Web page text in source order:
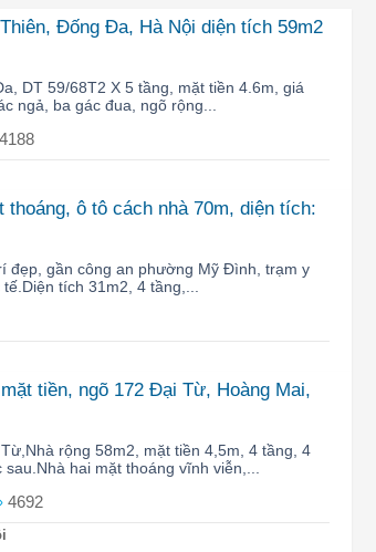
Đống Đa, Hà Nội diện tích 59m2
DT 59/68T2 X 5 tầng, mặt tiền 4.6m, giá
ngả, ba gác đua, ngõ rộng...
4188
ô tô cách nhà 70m, diện tích:
đẹp, gần công an phường Mỹ Đình, trạm y
tích 31m2, 4 tầng,...
tiền, ngõ 172 Đại Từ, Hoàng Mai,
rộng 58m2, mặt tiền 4,5m, 4 tầng, 4
hai mặt thoáng vĩnh viễn,...
4692